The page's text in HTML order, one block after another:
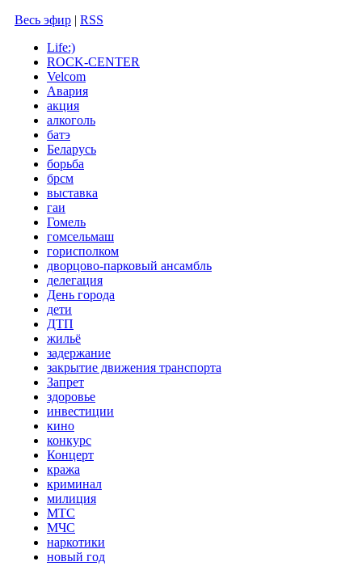
Весь эфир | RSS
Life:)
ROCK-CENTER
Velcom
Авария
акция
алкоголь
батэ
Беларусь
борьба
брсм
выставка
гаи
Гомель
гомсельмаш
горисполком
дворцово-парковый ансамбль
делегация
День города
дети
ДТП
жильё
задержание
закрытие движения транспорта
Запрет
здоровье
инвестиции
кино
конкурс
Концерт
кража
криминал
милиция
МТС
МЧС
наркотики
новый год